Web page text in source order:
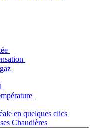
en quelques clics
Chaudières